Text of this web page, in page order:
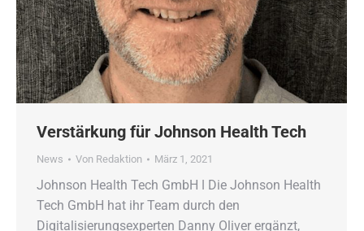
Verstärkung für Johnson Health Tech
News Von Redaktion März 1, 2021
Johnson Health Tech GmbH ǀ Die Johnson Health
Tech GmbH hat ihr Team durch den
Digitalisierungsexperten Danny Oliver ergänzt,